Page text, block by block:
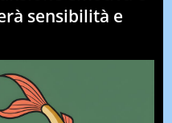
sensibilità e